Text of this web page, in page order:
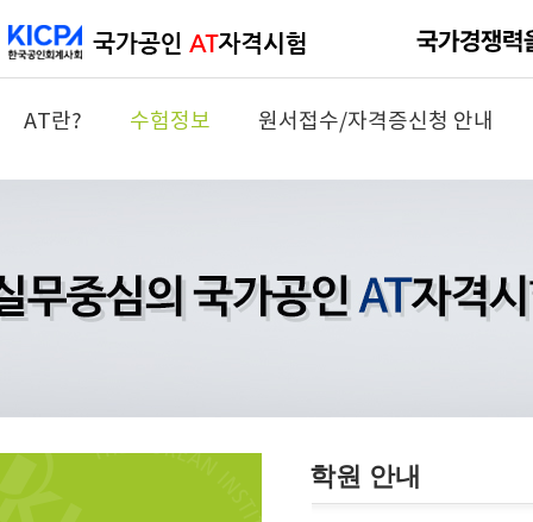
AT란? 수험정보 원서접수/자격증신청 안내
학원 안내